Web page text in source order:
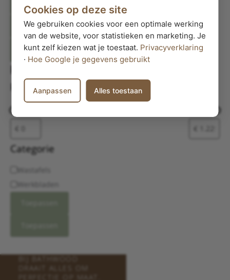
Filter producten
Sluiten
Filters
Prijs
Categorie
Cookies op deze site
We gebruiken cookies voor een optimale werking
van de website, voor statistieken en marketing. Je
kunt zelf kiezen wat je toestaat. Privacyverklaring
· Hoe Google je gegevens gebruikt
Aanpassen Alles toestaan